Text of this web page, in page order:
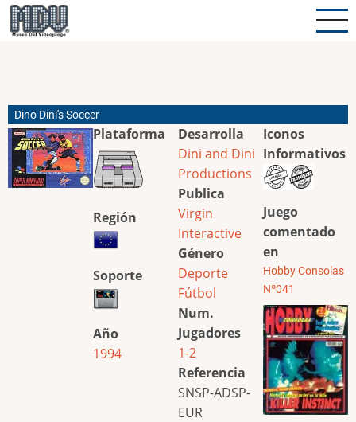
Pasar
al
Dino Dini's Soccer
Plataforma
Región
Soporte
Año
1994
Desarrolla
Dini and Dini
Productions
Publica
Virgin
Interactive
Género
Deporte
Fútbol
Num.
Jugadores
1-2
Referencia
SNSP-ADSP-
EUR
Iconos
Informativos
Juego
comentado
en
Hobby Consolas
Nº041